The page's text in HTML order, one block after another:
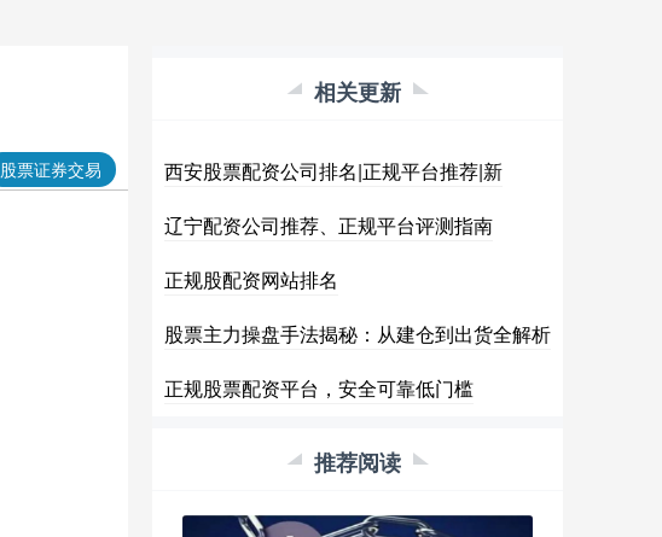
股票证券交易
相关更新
西安股票配资公司排名|正规平台推荐|新
辽宁配资公司推荐、正规平台评测指南
正规股配资网站排名
股票主力操盘手法揭秘：从建仓到出货全解析
正规股票配资平台，安全可靠低门槛
推荐阅读